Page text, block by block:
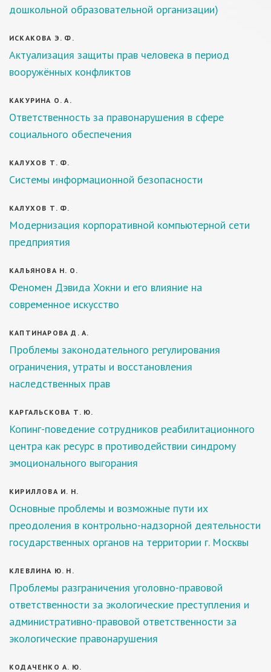
дошкольной образовательной организации)
ИСКАКОВА Э. Ф.
Актуализация защиты прав человека в период
вооружённых конфликтов
КАКУРИНА О. А.
Ответственность за правонарушения в сфере
социального обеспечения
КАЛУХОВ Т. Ф.
Системы информационной безопасности
КАЛУХОВ Т. Ф.
Модернизация корпоративной компьютерной сети
предприятия
КАЛЬЯНОВА Н. О.
Феномен Дэвида Хокни и его влияние на
современное искусство
КАПТИНАРОВА Д. А.
Проблемы законодательного регулирования
ограничения, утраты и восстановления
наследственных прав
КАРГАЛЬСКОВА Т. Ю.
Копинг-поведение сотрудников реабилитационного
центра как ресурс в противодействии синдрому
эмоционального выгорания
КИРИЛЛОВА И. Н.
Основные проблемы и возможные пути их
преодоления в контрольно-надзорной деятельности
государственных органов на территории г. Москвы
КЛЕВЛИНА Ю. Н.
Проблемы разграничения уголовно-правовой
ответственности за экологические преступления и
административно-правовой ответственности за
экологические правонарушения
КОДАЧЕНКО А. Ю.